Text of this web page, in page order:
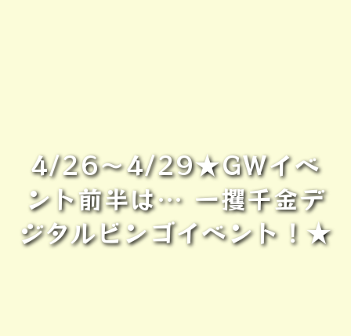
4/26～4/29★GWイベ
ント前半は… 一攫千金デ
ジタルビンゴイベント！★